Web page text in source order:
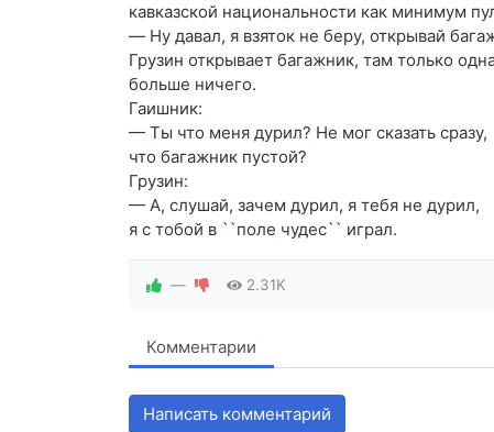
кавказской национальности как минимум
— Hу давал, я взяток не беру, открывай
Грузин открывает багажник, там только
больше ничего.
Гаишник:
— Ты что меня дурил? Hе мог сказать сразу,
что багажник пустой?
Грузин:
— А, слушай, зачем дурил, я тебя не дурил,
я с тобой в ``поле чудес`` играл.
— 2.31K
Комментарии
Написать комментарий